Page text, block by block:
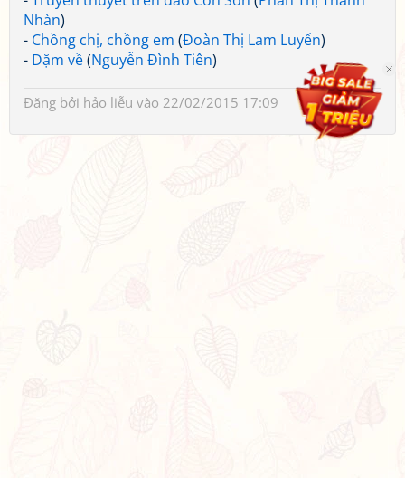
Nhàn)
- Chồng chị, chồng em (Đoàn Thị Lam Luyến)
- Dặm về(Nguyễn Đình Tiên)
Đăng bởi hảo liễu vào 22/02/2015 17:09